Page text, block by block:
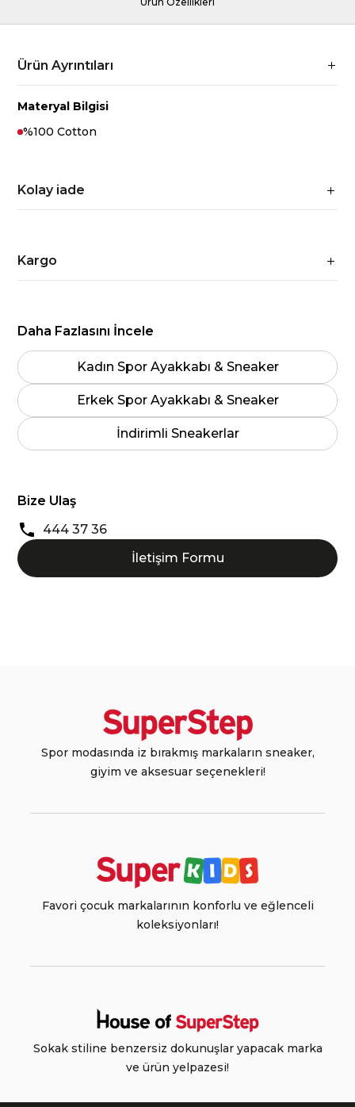
Ürün Ayrıntıları
Materyal Bilgisi
%100 Cotton
Kolay iade
Kargo
Daha Fazlasını İncele
Kadın Spor Ayakkabı & Sneaker
Erkek Spor Ayakkabı & Sneaker
İndirimli Sneakerlar
Bize Ulaş
444 37 36
İletişim Formu
Spor modasında iz bırakmış markaların sneaker,
giyim ve aksesuar seçenekleri!
Favori çocuk markalarının konforlu ve eğlenceli
koleksiyonları!
Sokak stiline benzersiz dokunuşlar yapacak marka
ve ürün yelpazesi!